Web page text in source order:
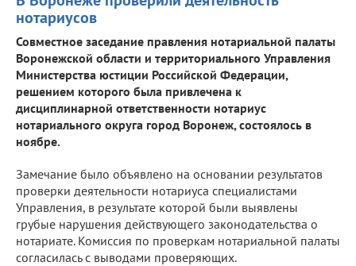
нотариусов
Совместное заседание правления нотариальной палаты
Воронежской области и территориального Управления
Министерства юстиции Российской Федерации,
решением которого была привлечена к
дисциплинарной ответственности нотариус
нотариального округа город Воронеж, состоялось в
ноябре.
Замечание было объявлено на основании результатов
проверки деятельности нотариуса специалистами
Управления, в результате которой были выявлены
грубые нарушения действующего законодательства о
нотариате. Комиссия по проверкам нотариальной палаты
согласилась с выводами проверяющих.